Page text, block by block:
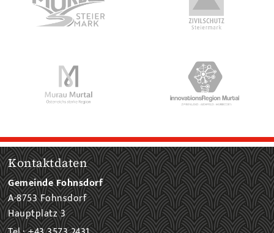
Kontaktdaten
Gemeinde Fohnsdorf
A-8753 Fohnsdorf
Hauptplatz 3